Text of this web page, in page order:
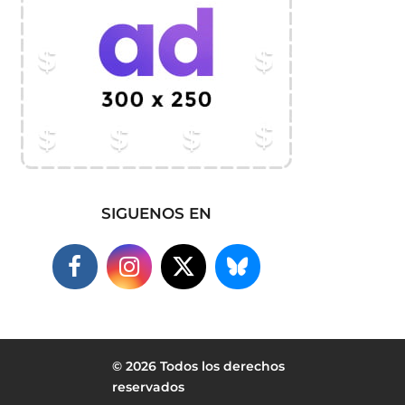
SIGUENOS EN
© 2026 Todos los derechos
reservados